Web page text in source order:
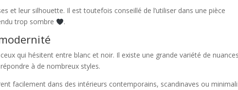
et leur silhouette. Il est toutefois conseillé de l’utiliser dans une pièce
trop sombre
.
qui hésitent entre blanc et noir. Il existe une grande variété de
à de nombreux styles.
facilement dans des intérieurs contemporains, scandinaves ou